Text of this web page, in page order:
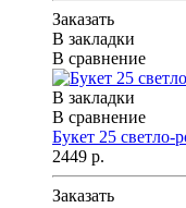
Заказать
В закладки
В сравнение
В закладки
В сравнение
Букет 25 светло-
2449 р.
Заказать